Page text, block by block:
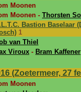
Moonen
Moonen - Thorsten
Bastion Baselaar
1
van Thiel
Viroux - Bram Kaffener
(Zoetermeer, 27
Moonen